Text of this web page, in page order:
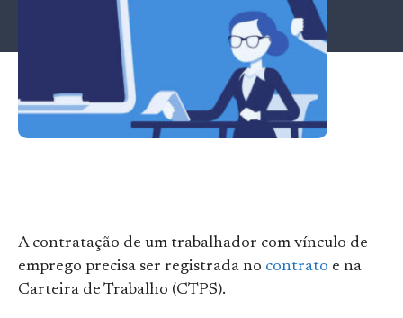
A contratação de um trabalhador com vínculo de
emprego precisa ser registrada no contrato e na
Carteira de Trabalho (CTPS).